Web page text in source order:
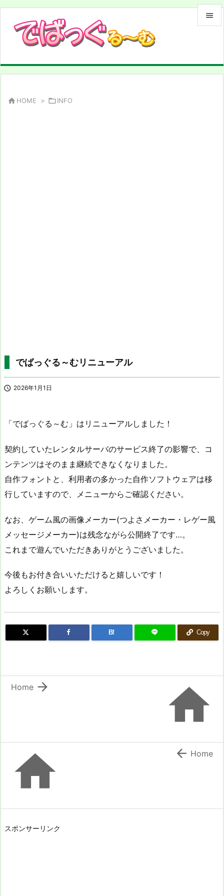


 HOME > INFO
でばっぐる～むリニューアル
 2026年1月1日
「でばっぐる～む」はリニューアルしました！
契約していたレンタルサーバのサービス終了の影響で、コ
ンテンツはそのまま継続できなくなりました。
自作フォントと、利用者の多かった自作ソフトウェアは移
行していますので、メニューからご確認ください。
なお、ゲーム風の画像メーカー(つよさメーカー・レゲー風
メッセージメーカー)は残念ながら公開終了です…。
これまで遊んでいただきありがとうございました。
今後もお付き合いいただけると嬉しいです！
よろしくお願いします。
B! Copy


Home
  Home
スポンサーリンク